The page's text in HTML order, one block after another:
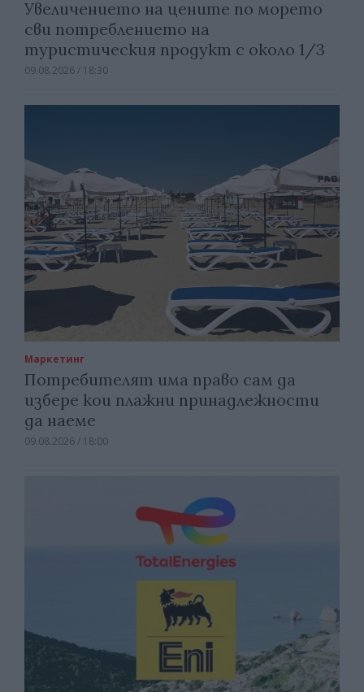
Увеличението на цените по морето
сви потреблението на
туристическия продукт с около 1/3
09.08.2026 / 18:30
Маркетинг
Потребителят има право сам да
избере кои плажни принадлежности
да наеме
09.08.2026 / 18:00